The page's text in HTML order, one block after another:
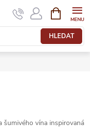
HLEDAT
NÁKUPNÍ
KOŠÍK
šumivého vína inspirovaná